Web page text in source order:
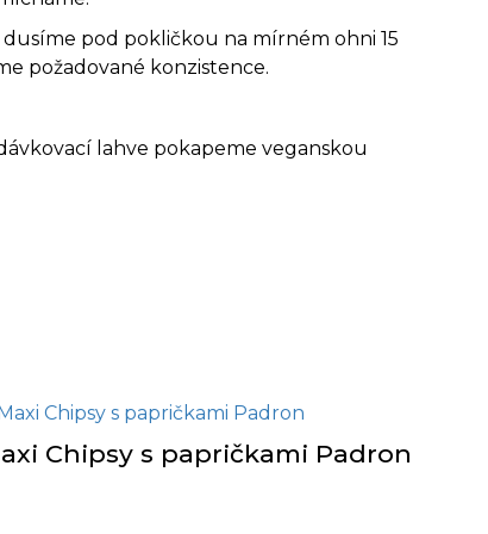
pod pokličkou na mírném ohni 15
požadované konzistence.
lahve pokapeme veganskou
Chipsy s papričkami Padron